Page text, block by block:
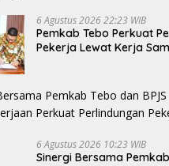
6 Agustus 2026 22:23 WIB
Pemkab Tebo Perkuat
Pekerja Lewat Kerja
6 Agustus 2026 10:23 WIB
Sinergi Bersama